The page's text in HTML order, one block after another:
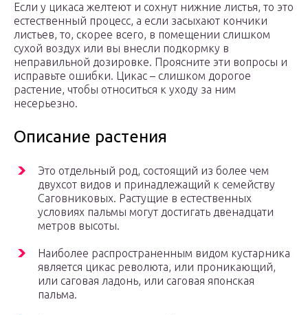
Если у цикаса желтеют и сохнут нижние листья, то это
естественный процесс, а если засыхают кончики
листьев, то, скорее всего, в помещении слишком
сухой воздух или вы внесли подкормку в
неправильной дозировке. Проясните эти вопросы и
исправьте ошибки. Цикас – слишком дорогое
растение, чтобы относиться к уходу за ним
несерьезно.
Описание растения
Это отдельный род, состоящий из более чем
двухсот видов и принадлежащий к семейству
Саговниковых. Растущие в естественных
условиях пальмы могут достигать двенадцати
метров высоты.
Наиболее распространенным видом кустарника
является цикас революта, или проникающий,
или саговая ладонь, или саговая японская
пальма.